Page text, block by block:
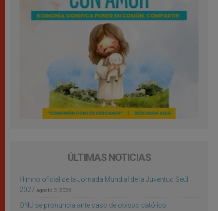
ÚLTIMAS NOTICIAS
Himno oficial de la Jornada Mundial de la Juventud Seúl
2027 agosto 3, 2026
ONU se pronuncia ante caso de obispo católico